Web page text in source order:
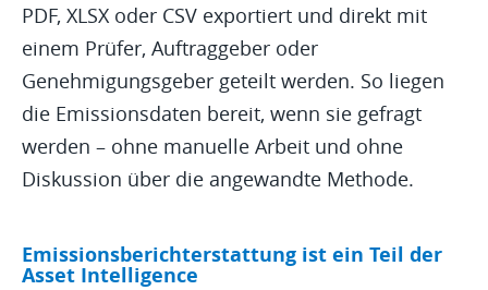
PDF, XLSX oder CSV exportiert und direkt mit
einem Prüfer, Auftraggeber oder
Genehmigungsgeber geteilt werden. So liegen
die Emissionsdaten bereit, wenn sie gefragt
werden – ohne manuelle Arbeit und ohne
Diskussion über die angewandte Methode.
Emissionsberichterstattung ist ein Teil der
Asset Intelligence